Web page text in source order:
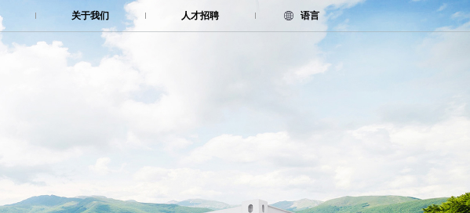
关于我们 人才招聘 语言